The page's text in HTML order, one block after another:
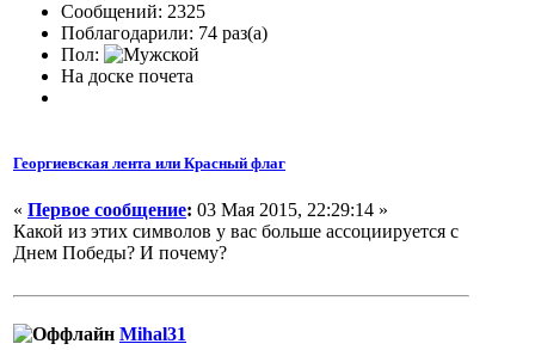
Сообщений: 2325
Поблагодарили: 74 раз(а)
Пол:
На доске почета
Георгиевская лента или Красный флаг
« Первое сообщение: 03 Мая 2015, 22:29:14 »
Какой из этих символов у вас больше ассоциируется с
Днем Победы? И почему?
Mihal31